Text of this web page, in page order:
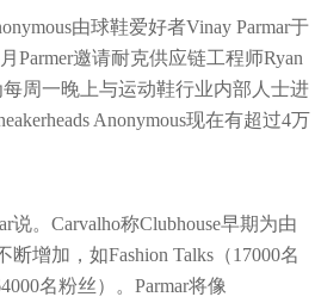
由球鞋爱好者Vinay Parmar于
Parmer邀请耐克供应链工程师Ryan
周一晚上与运动鞋行业内部人士进
Anonymous现在有超过4万
。Carvalho称Clubhouse早期为由
增加，如Fashion Talks（17000名
名粉丝）。Parmar将像